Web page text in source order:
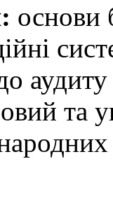
основи
та